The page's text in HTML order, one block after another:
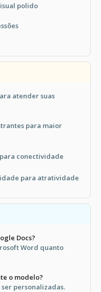
polido
atender suas
para maior
conectividade
para atratividade
Docs?
Word quanto
o modelo?
ser personalizadas.